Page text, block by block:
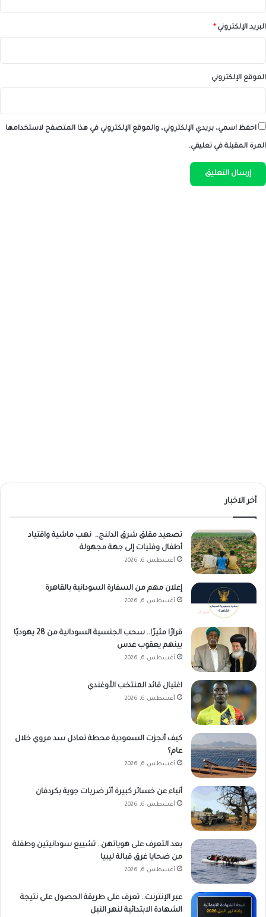
البريد الإلكتروني *
الموقع الإلكتروني
احفظ اسمي، بريدي الإلكتروني، والموقع الإلكتروني في هذا المتصفح لاستخدامها
المرة المقبلة في تعليقي.
أخر الاخبار
تصعيد مقلق شرق الدلنج.. نهب ماشية واقتياد
أطفال وفتيات إلى جهة مجهولة
أغسطس 6, 2026
إعلان مهم من السفارة السودانية بالقاهرة
أغسطس 6, 2026
قرارًا مثيرًا.. سحب الجنسية السودانية من 28 يهوديًا
بينهم يعقوب عدس
أغسطس 6, 2026
اغتيال قائد المنتخب الأوغندي
أغسطس 6, 2026
كيف أنجزت السعودية محطة تعادل سد مروي خلال
عام؟
أغسطس 6, 2026
أنباء عن خسائر كبيرة أثر ضربات جوية بكردفان
أغسطس 6, 2026
بعد التعرف على هوياتهن.. تشييع سودانيتين وطفلة
من ضحايا غرق قبالة ليبيا
أغسطس 6, 2026
عبر الإنترنت.. تعرف على طريقة الحصول على نتيجة
الشهادة الابتدائية لنهر النيل